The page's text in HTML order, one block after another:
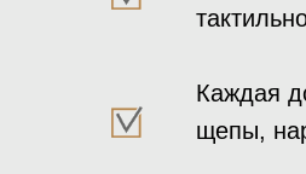
Каждая
щепы,